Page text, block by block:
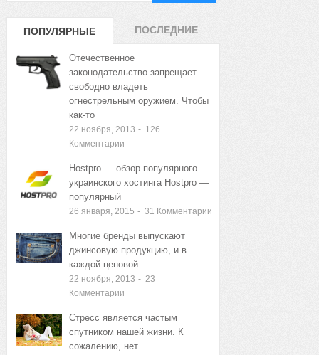
ПОПУЛЯРНЫЕ
ЗАПИСИ
ПОСЛЕДНИЕ
Отечественное
законодательство запрещает
свободно владеть
огнестрельным оружием. Чтобы
как-то
22 ноября, 2013 - 126
Комментарии
Hostpro — обзор популярного
украинского хостинга Hostpro —
популярный
26 января, 2015 - 31 Комментарии
Многие бренды выпускают
джинсовую продукцию, и в
каждой ценовой
22 ноября, 2013 - 23
Комментарии
Стресс является частым
спутником нашей жизни. К
сожалению, нет